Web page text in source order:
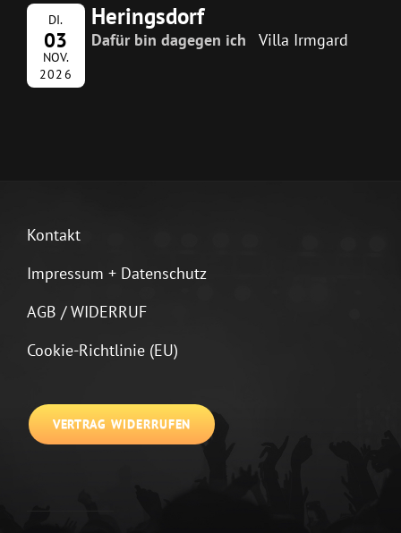
DI.
03
NOV.
2026
Heringsdorf
Dafür bin dagegen ich Villa Irmgard
Kontakt
Impressum + Datenschutz
AGB / WIDERRUF
Cookie-Richtlinie (EU)
VERTRAG WIDERRUFEN